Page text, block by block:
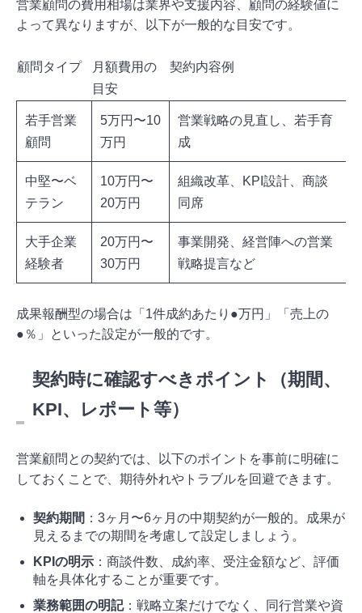
営業顧問の費用相場は業界や支援内容、顧問の経験値に
よって異なりますが、以下が一般的な目安です。
顧問タイプ
月額費用の
目安
契約内容例
若手営業
顧問
5万円〜10
万円
営業戦略の見直し、若手育
成
中堅〜ベ
テラン
10万円〜
20万円
組織改革、KPI設計、商談
同席
大手企業
経験者
20万円〜
30万円
事業開発、経営陣への営業
戦略提言など
成果報酬型の場合は「1件成約あたり●万円」「売上の
●％」といった設定が一般的です。
契約時に確認すべきポイント（期間、
KPI、レポート等）
営業顧問との契約では、以下のポイントを事前に明確に
しておくことで、期待外れやトラブルを回避できます。
契約期間 ：3ヶ月〜6ヶ月の中期契約が一般的。成果が
見えるまでの期間を考慮して設定しましょう。
KPIの明示：商談件数、成約率、受注金額など、評価
軸を具体化することが重要です。
業務範囲の明記：戦略立案だけでなく、同行営業や資